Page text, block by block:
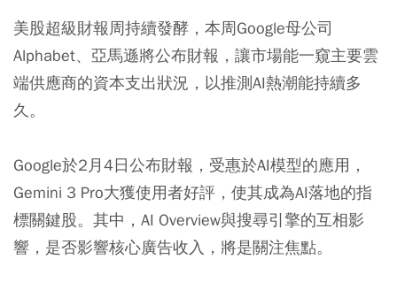
美股超級財報周持續發酵，本周Google母公司
Alphabet、亞馬遜將公布財報，讓市場能一窺主要雲
端供應商的資本支出狀況，以推測AI熱潮能持續多
久。
Google於2月4日公布財報，受惠於AI模型的應用，
Gemini 3 Pro大獲使用者好評，使其成為AI落地的指
標關鍵股。其中，AI Overview與搜尋引擎的互相影
響，是否影響核心廣告收入，將是關注焦點。